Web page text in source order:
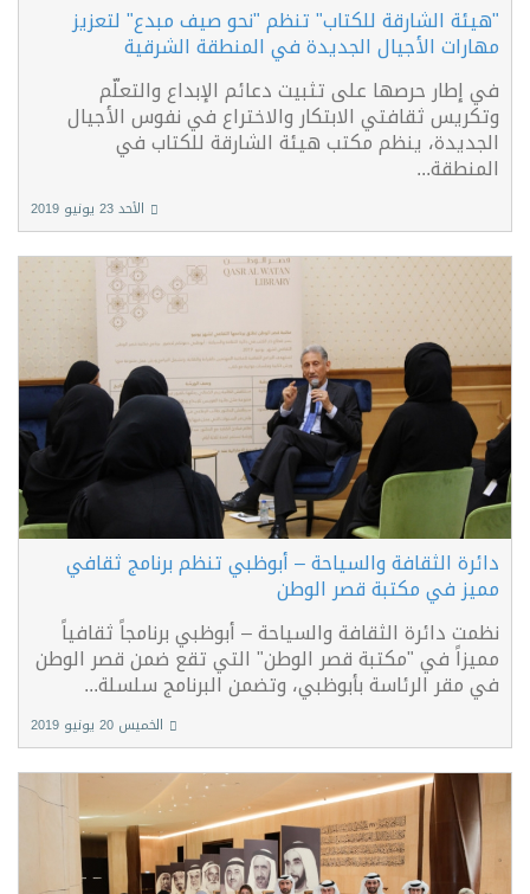
"هيئة الشارقة للكتاب" تنظم "نحو صيف مبدع" لتعزيز
مهارات الأجيال الجديدة في المنطقة الشرقية
في إطار حرصها على تثبيت دعائم الإبداع والتعلّم
وتكريس ثقافتي الابتكار والاختراع في نفوس الأجيال
الجديدة، ينظم مكتب هيئة الشارقة للكتاب في
المنطقة...
الأحد 23 يونيو 2019
دائرة الثقافة والسياحة – أبوظبي تنظم برنامج ثقافي
مميز في مكتبة قصر الوطن
نظمت دائرة الثقافة والسياحة – أبوظبي برنامجاً ثقافياً
مميزاً في "مكتبة قصر الوطن" التي تقع ضمن قصر الوطن
في مقر الرئاسة بأبوظبي، وتضمن البرنامج سلسلة...
الخميس 20 يونيو 2019